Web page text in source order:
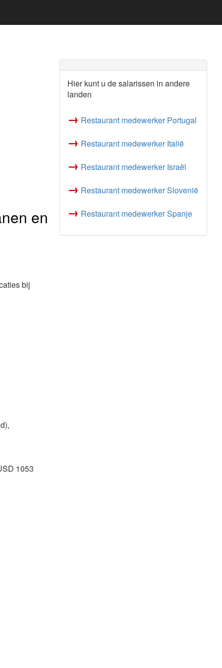
en
bij
1053
Hier kunt u de salarissen in andere
landen
→ Restaurant medewerker Portugal
→ Restaurant medewerker Italië
→ Restaurant medewerker Israël
→ Restaurant medewerker Slovenië
→ Restaurant medewerker Spanje